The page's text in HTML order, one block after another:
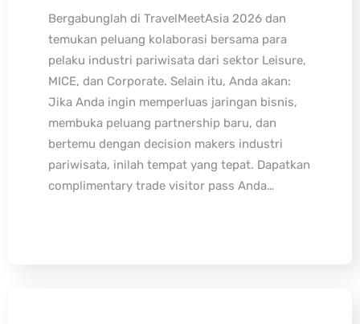
Bergabunglah di TravelMeetAsia 2026 dan
temukan peluang kolaborasi bersama para
pelaku industri pariwisata dari sektor Leisure,
MICE, dan Corporate. Selain itu, Anda akan:
Jika Anda ingin memperluas jaringan bisnis,
membuka peluang partnership baru, dan
bertemu dengan decision makers industri
pariwisata, inilah tempat yang tepat. Dapatkan
complimentary trade visitor pass Anda…